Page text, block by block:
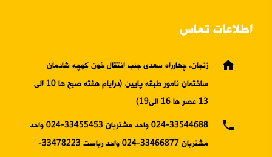
اطلاعات تماس
home
زنجان، چهارراه سعدی جنب انتقال خون کوچه شادمان
ساختمان نامور طبقه پایین (درایام هفته صبح ها 10 الی
13 عصر ها 16 الی19)
phone
024-33544688 واحد مشتریان 33455453-024 واحد
مشتریان 33466877-024 واحد ریاست 33478223-